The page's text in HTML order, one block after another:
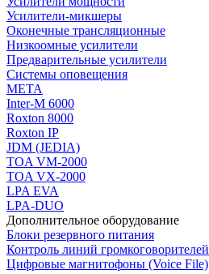
Усилители-микшеры
Оконечные трансляционные
Низкоомные усилители
Предварительные усилители
Системы оповещения
МЕТА
Inter-M 6000
Roxton 8000
Roxton IP
JDM (JEDIA)
TOA VM-2000
TOA VX-2000
LPA EVA
LPA-DUO
Дополнительное оборудование
Блоки резервного питания
Контроль линий громкоговорителей
Цифровые магнитофоны (Voice File)